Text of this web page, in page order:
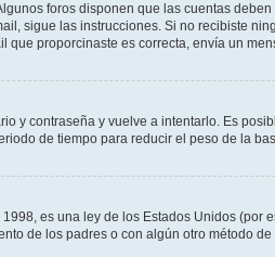
foros disponen que las cuentas
sigue las instrucciones. Si no recibiste
proporcinaste es correcta, envía un
y contraseña y vuelve a intentarlo. Es
de tiempo para reducir el peso de la
es una ley de los Estados Unidos
de los padres o con algún otro método